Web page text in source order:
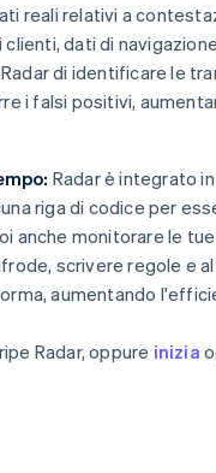
reali relativi a
dati di
di identificare le
i falsi positivi,
Radar è integrato
riga di codice per
anche monitorare le tue
scrivere regole e
aumentando
Radar, oppure inizia